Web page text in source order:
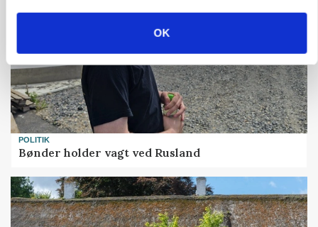
OK
POLITIK
Bønder holder vagt ved Rusland